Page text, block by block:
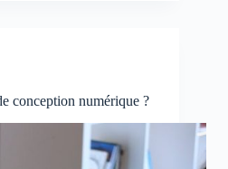
conception numérique ?